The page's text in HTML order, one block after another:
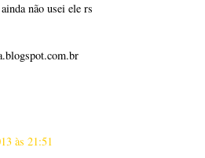
não usei ele rs
às 21:51